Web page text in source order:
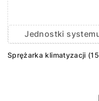
Jednostki
Sprężarka klimatyzacji